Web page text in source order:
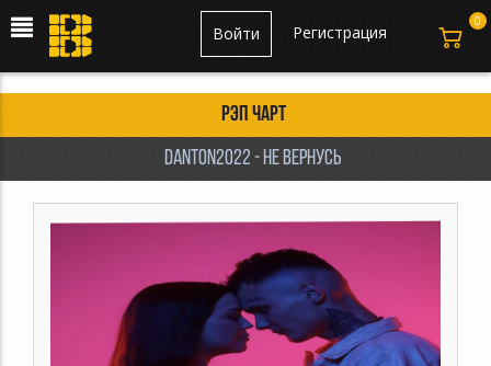
Регистрация
Войти
Рэп чарт
danton2022 - Не вернусь
0